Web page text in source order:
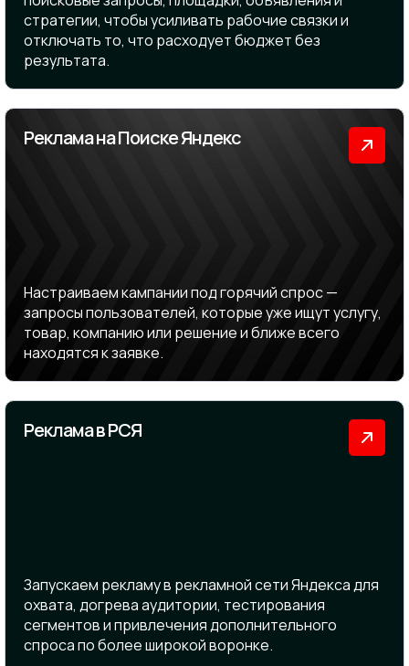
стратегии, чтобы усиливать рабочие связки и
отключать то, что расходует бюджет без
результата.
Реклама на Поиске Яндекс
Настраиваем кампании под горячий спрос —
запросы пользователей, которые уже ищут услугу,
товар, компанию или решение и ближе всего
находятся к заявке.
Реклама в РСЯ
Запускаем рекламу в рекламной сети Яндекса для
охвата, догрева аудитории, тестирования
сегментов и привлечения дополнительного
спроса по более широкой воронке.